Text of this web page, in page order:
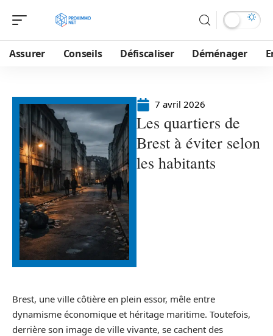
Assurer Conseils Défiscaliser Déménager
7 avril 2026
Les quartiers de
Brest à éviter selon
les habitants
Brest, une ville côtière en plein essor, mêle entre
dynamisme économique et héritage maritime. Toutefois,
derrière son image de ville vivante, se cachent des